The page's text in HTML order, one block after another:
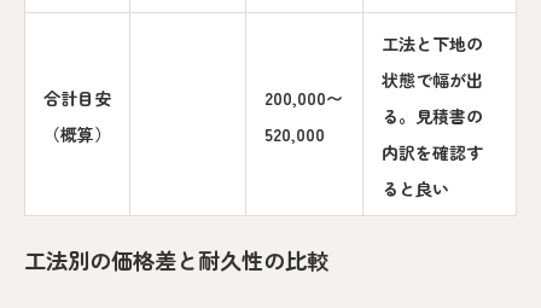
合計目安
（概算）
200,000〜
520,000
工法と下地の
状態で幅が出
る。見積書の
内訳を確認す
ると良い
工法別の価格差と耐久性の比較